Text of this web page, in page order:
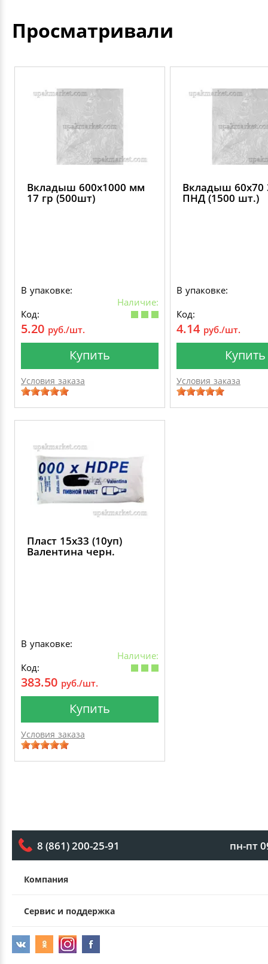
Просматривали
Вкладыш 600х1000 мм
17 гр (500шт)
В упаковке:
Наличие:
Код:
5.20 руб./шт.
Купить
Условия заказа
Вкладыш 60х70
ПНД (1500 шт.)
В упаковке:
Код:
4.14 руб./шт.
Купить
Условия заказа
Пласт 15х33 (10уп)
Валентина черн.
В упаковке:
Наличие:
Код:
383.50 руб./шт.
Купить
Условия заказа
8 (861) 200-25-91 пн-пт
Компания
Сервис и поддержка